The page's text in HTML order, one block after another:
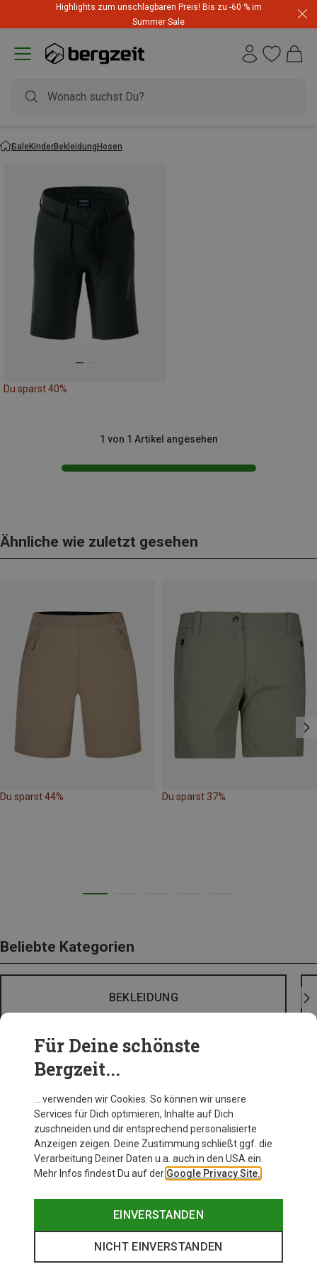
Highlights zum unschlagbaren Preis! Bis zu -60 % im
Summer Sale
SaleKinderBekleidungHosen
Du sparst 40%
1 von 1 Artikel angesehen
Ähnliche wie zuletzt gesehen
Du sparst 44% Du sparst 37%
Beliebte Kategorien
BEKLEIDUNG
Für Deine schönste
Bergzeit...
… verwenden wir Cookies. So können wir unsere
Services für Dich optimieren, Inhalte auf Dich
zuschneiden und dir entsprechend personalisierte
Anzeigen zeigen. Deine Zustimmung schließt ggf. die
Verarbeitung Deiner Daten u.a. auch in den USA ein.
Mehr Infos findest Du auf der Google Privacy Site.
EINVERSTANDEN
NICHT EINVERSTANDEN